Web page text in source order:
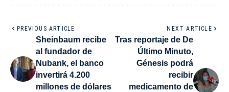
PREVIOUS ARTICLE
Sheinbaum recibe
al fundador de
Nubank, el banco
invertirá 4.200
millones de dólares
NEXT ARTICLE
Tras reportaje de De
Último Minuto,
Génesis podrá
recibir
medicamento de